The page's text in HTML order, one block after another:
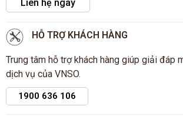
Liên hệ ngay
HỖ TRỢ KHÁCH HÀNG
Trung tâm hỗ trợ khách hàng giúp giải đáp
dịch vụ của VNSO.
1900 636 106